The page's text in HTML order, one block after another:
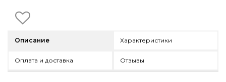
Коллекции
ARTOPIA — Mid-Century
Описание Характеристики
Оплата и доставка Отзывы